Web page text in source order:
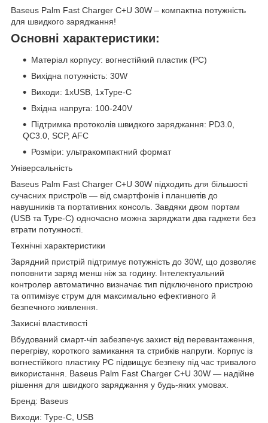
Baseus Palm Fast Charger C+U 30W – компактна потужність
для швидкого заряджання!
Основні характеристики:
Матеріал корпусу: вогнестійкий пластик (PC)
Вихідна потужність: 30W
Виходи: 1xUSB, 1xType-C
Вхідна напруга: 100-240V
Підтримка протоколів швидкого заряджання: PD3.0,
QC3.0, SCP, AFC
Розміри: ультракомпактний формат
Універсальність
Baseus Palm Fast Charger C+U 30W підходить для більшості
сучасних пристроїв — від смартфонів і планшетів до
навушників та портативних консоль. Завдяки двом портам
(USB та Type-C) одночасно можна заряджати два гаджети без
втрати потужності.
Технічні характеристики
Зарядний пристрій підтримує потужність до 30W, що дозволяє
поповнити заряд менш ніж за годину. Інтелектуальний
контролер автоматично визначає тип підключеного пристрою
та оптимізує струм для максимально ефективного й
безпечного живлення.
Захисні властивості
Вбудований смарт-чіп забезпечує захист від перевантаження,
перегріву, короткого замикання та стрибків напруги. Корпус із
вогнестійкого пластику PC підвищує безпеку під час тривалого
використання. Baseus Palm Fast Charger C+U 30W — надійне
рішення для швидкого заряджання у будь-яких умовах.
Бренд: Baseus
Виходи: Type-C, USB